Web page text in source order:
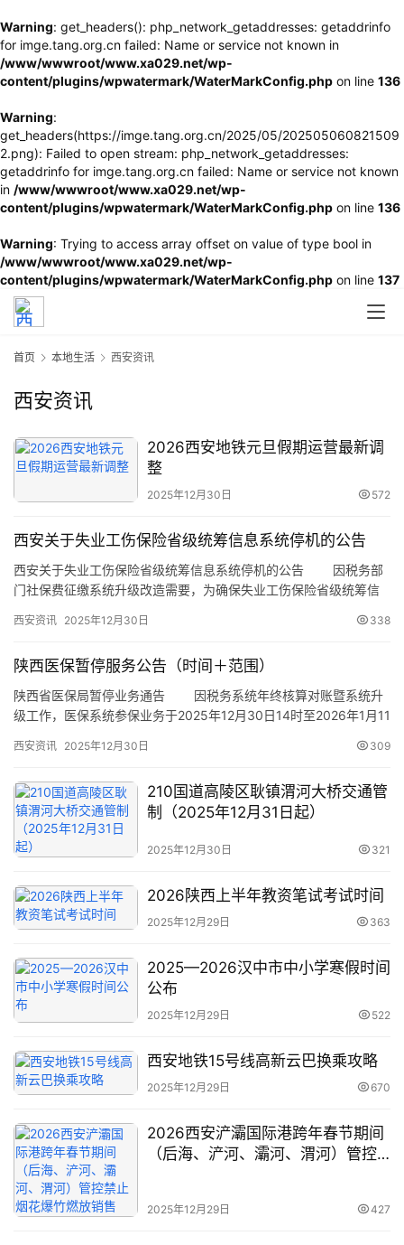
Warning: get_headers(): php_network_getaddresses: getaddrinfo
for imge.tang.org.cn failed: Name or service not known in
/www/wwwroot/www.xa029.net/wp-
content/plugins/wpwatermark/WaterMarkConfig.php on line 136
Warning:
get_headers(https://imge.tang.org.cn/2025/05/202505060821509
2.png): Failed to open stream: php_network_getaddresses:
getaddrinfo for imge.tang.org.cn failed: Name or service not known
in /www/wwwroot/www.xa029.net/wp-
content/plugins/wpwatermark/WaterMarkConfig.php on line 136
Warning: Trying to access array offset on value of type bool in
/www/wwwroot/www.xa029.net/wp-
content/plugins/wpwatermark/WaterMarkConfig.php on line 137
旅
游
讯
旅
攻
略
美
食
特
产
首页 本地生活 西安资讯
西安资讯
2026西安地铁元旦假期运营最新调
整
2025年12月30日 572
西安关于失业工伤保险省级统筹信息系统停机的公告
西安关于失业工伤保险省级统筹信息系统停机的公告 因税务部
门社保费征缴系统升级改造需要，为确保失业工伤保险省级统筹信
业工伤保险省级统筹信息系统停机维护有关事项公告如下。
二、业务暂停范围：业停机期间，全省范围内失业工…
西安资讯 2025年12月30日 338
陕西医保暂停服务公告（时间＋范围）
陕西省医保局暂停业务通告 因税务系统年终核算对账暨系统升
级工作，医保系统参保业务于2025年12月30日14时至2026年1月11
移、在职转退休等。请各参保单位、参保群众合理安排相关业务办
西安资讯 2025年12月30日 309
210国道高陵区耿镇渭河大桥交通管
制（2025年12月31日起）
2025年12月30日 321
2026陕西上半年教资笔试考试时间
2025年12月29日 363
2025—2026汉中市中小学寒假时间
公布
2025年12月29日 522
西安地铁15号线高新云巴换乘攻略
2025年12月29日 670
2026西安浐灞国际港跨年春节期间
（后海、浐河、灞河、渭河）管控
2025年12月29日 427